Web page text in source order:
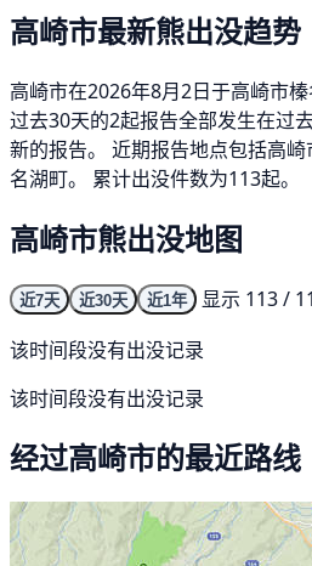
高崎市最新熊出没趋势
高崎市在2026年8月2日于高崎市榛
过去30天的2起报告全部发生在过
新的报告。 近期报告地点包括高
名湖町。 累计出没件数为113起。
高崎市熊出没地图
近7天 近30天 近1年
显示 113 /
该时间段没有出没记录
该时间段没有出没记录
经过高崎市的最近路线